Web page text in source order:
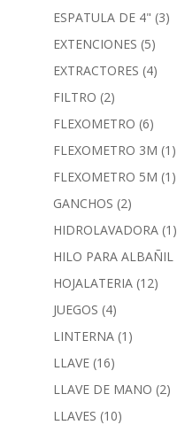
ESPATULA DE 4" (3)
EXTENCIONES (5)
EXTRACTORES (4)
FILTRO (2)
FLEXOMETRO (6)
FLEXOMETRO 3M (1)
FLEXOMETRO 5M (1)
GANCHOS (2)
HIDROLAVADORA (1)
HILO PARA ALBAÑIL
HOJALATERIA (12)
JUEGOS (4)
LINTERNA (1)
LLAVE (16)
LLAVE DE MANO (2)
LLAVES (10)